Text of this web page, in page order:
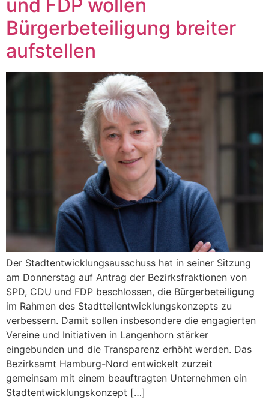
und FDP wollen
Bürgerbeteiligung breiter
aufstellen
Der Stadtentwicklungsausschuss hat in seiner Sitzung
am Donnerstag auf Antrag der Bezirksfraktionen von
SPD, CDU und FDP beschlossen, die Bürgerbeteiligung
im Rahmen des Stadtteilentwicklungskonzepts zu
verbessern. Damit sollen insbesondere die engagierten
Vereine und Initiativen in Langenhorn stärker
eingebunden und die Transparenz erhöht werden. Das
Bezirksamt Hamburg-Nord entwickelt zurzeit
gemeinsam mit einem beauftragten Unternehmen ein
Stadtentwicklungskonzept […]